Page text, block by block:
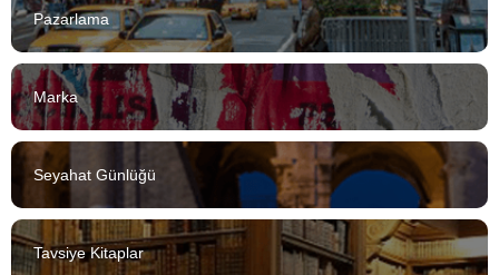
Pazarlama
Marka
Seyahat Günlüğü
Tavsiye Kitaplar